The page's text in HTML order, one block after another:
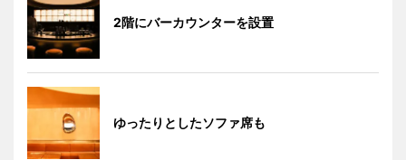
2階にバーカウンターを設置
ゆったりとしたソファ席も